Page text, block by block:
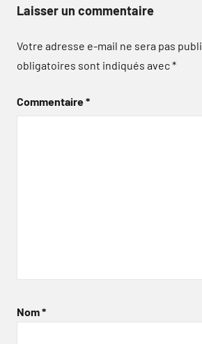
Laisser un commentaire
Votre adresse e-mail ne sera pas
obligatoires sont indiqués avec*
Commentaire*
Nom*